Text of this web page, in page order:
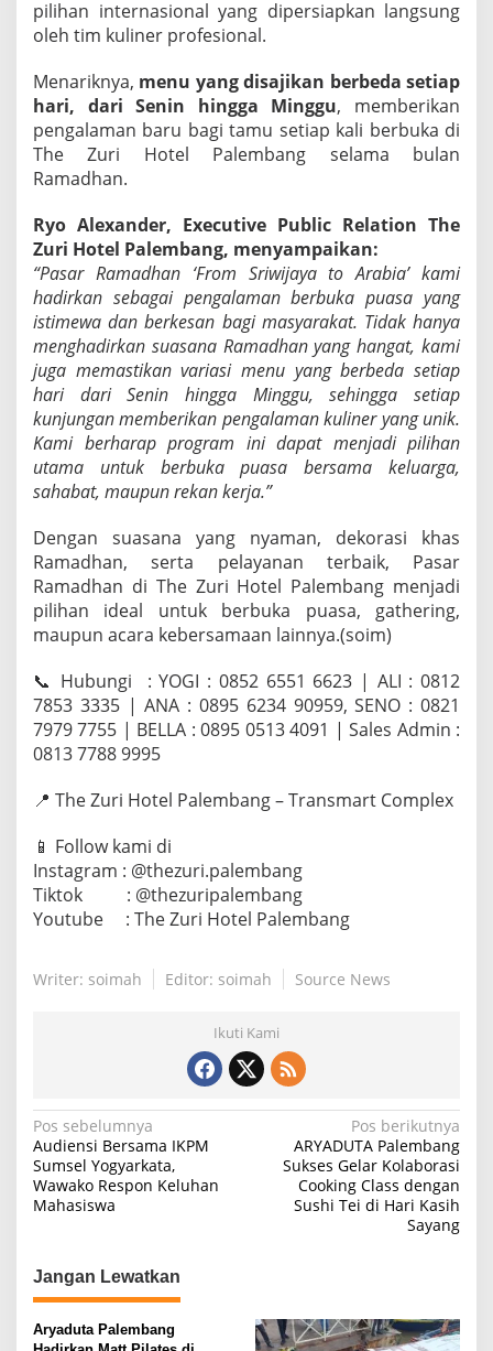
l
P
l
e
m
b
a
pilihan internasional yang dipersiapkan langsung
oleh tim kuliner profesional.
Menariknya, menu yang disajikan berbeda setiap
hari, dari Senin hingga Minggu, memberikan
pengalaman baru bagi tamu setiap kali berbuka di
The Zuri Hotel Palembang selama bulan
Ramadhan.
Ryo Alexander, Executive Public Relation The
Zuri Hotel Palembang, menyampaikan:
“Pasar Ramadhan ‘From Sriwijaya to Arabia’ kami
hadirkan sebagai pengalaman berbuka puasa yang
istimewa dan berkesan bagi masyarakat. Tidak hanya
menghadirkan suasana Ramadhan yang hangat, kami
juga memastikan variasi menu yang berbeda setiap
hari dari Senin hingga Minggu, sehingga setiap
kunjungan memberikan pengalaman kuliner yang unik.
Kami berharap program ini dapat menjadi pilihan
utama untuk berbuka puasa bersama keluarga,
sahabat, maupun rekan kerja.”
Dengan suasana yang nyaman, dekorasi khas
Ramadhan, serta pelayanan terbaik, Pasar
Ramadhan di The Zuri Hotel Palembang menjadi
pilihan ideal untuk berbuka puasa, gathering,
maupun acara kebersamaan lainnya.(soim)
📞 Hubungi : YOGI : 0852 6551 6623 | ALI : 0812
7853 3335 | ANA : 0895 6234 90959, SENO : 0821
7979 7755 | BELLA : 0895 0513 4091 | Sales Admin :
0813 7788 9995
📍 The Zuri Hotel Palembang – Transmart Complex
📱 Follow kami di
Instagram : @thezuri.palembang
Tiktok : @thezuripalembang
Youtube : The Zuri Hotel Palembang
Writer: soimah Editor: soimah Source News
Ikuti Kami
N
a
v
a
s
Pos sebelumnya
Audiensi Bersama IKPM
Sumsel Yogyarkata,
Wawako Respon Keluhan
Mahasiswa
Pos berikutnya
ARYADUTA Palembang
Sukses Gelar Kolaborasi
Cooking Class dengan
Sushi Tei di Hari Kasih
Sayang
Jangan Lewatkan
Aryaduta Palembang